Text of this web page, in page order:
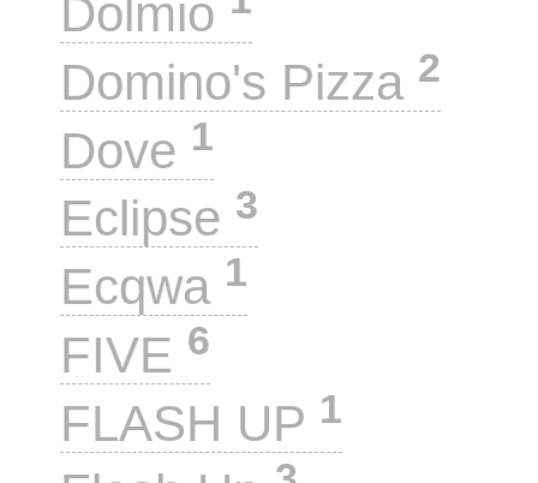
Dolmio
Domino's Pizza 2
Dove 1
Eclipse 3
Ecqwa 1
FIVE 6
FLASH UP 1